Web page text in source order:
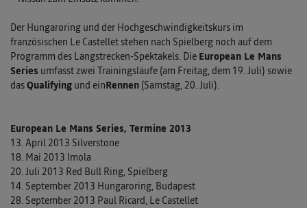
Der Hungaroring und der Hochgeschwindigkeitskurs im
französischen Le Castellet stehen nach Spielberg noch auf dem
Programm des Langstrecken-Spektakels. Die European Le Mans
Series umfasst zwei Trainingsläufe (am Freitag, dem 19. Juli) sowie
dasQualifying und einRennen (Samstag, 20. Juli).
European Le Mans Series, Termine 2013
13. April 2013 Silverstone
18. Mai 2013 Imola
20. Juli 2013 Red Bull Ring, Spielberg
14. September 2013 Hungaroring, Budapest
28. September 2013 Paul Ricard, Le Castellet